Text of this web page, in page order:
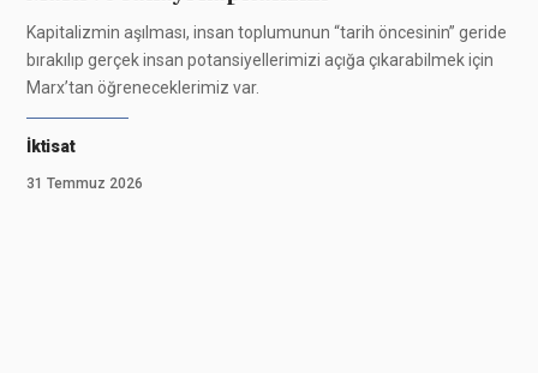
Kapitalizmin aşılması, insan toplumunun “tarih öncesinin” geride
bırakılıp gerçek insan potansiyellerimizi açığa çıkarabilmek için
Marx’tan öğreneceklerimiz var.
İktisat
31 Temmuz 2026